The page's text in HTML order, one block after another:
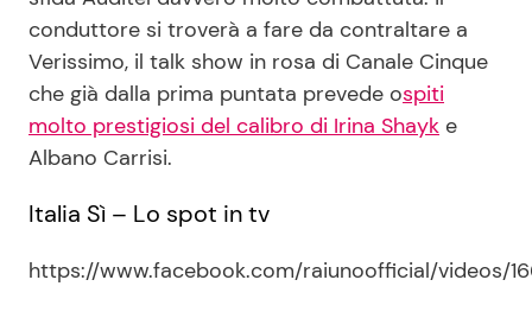
conduttore si troverà a fare da contraltare a
Verissimo, il talk show in rosa di Canale Cinque
che già dalla prima puntata prevede ospiti
molto prestigiosi del calibro di Irina Shayk e
Albano Carrisi.
Italia Sì – Lo spot in tv
https://www.facebook.com/raiunoofficial/videos/